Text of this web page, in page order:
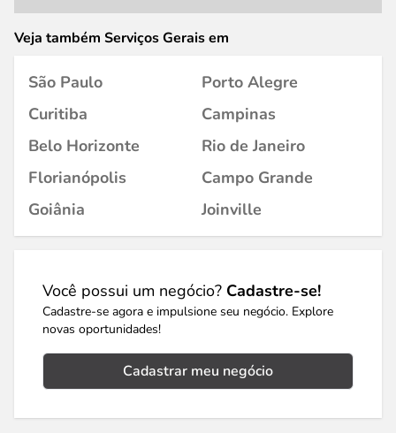
Veja também Serviços Gerais em
São Paulo
Porto Alegre
Curitiba
Campinas
Belo Horizonte
Rio de Janeiro
Florianópolis
Campo Grande
Goiânia
Joinville
Você possui um negócio? Cadastre-se!
Cadastre-se agora e impulsione seu negócio. Explore
novas oportunidades!
Cadastrar meu negócio